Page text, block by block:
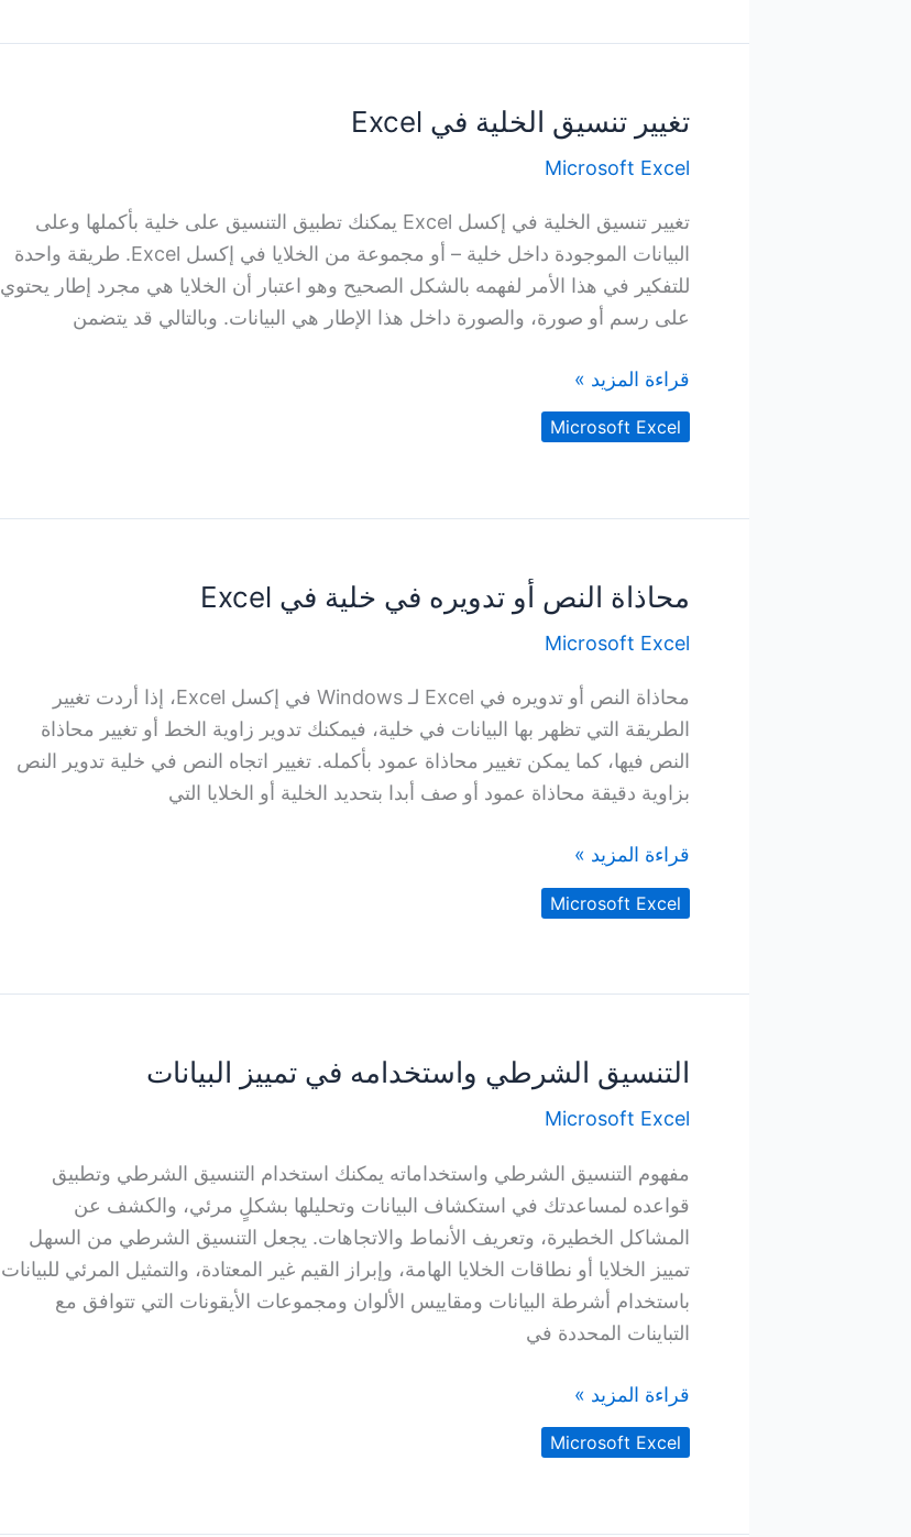
تغيير تنسيق الخلية في Excel
Microsoft Excel
تغيير تنسيق الخلية في إكسل Excel يمكنك تطبيق التنسيق على خلية بأكملها وعلى
البيانات الموجودة داخل خلية – أو مجموعة من الخلايا في إكسل Excel. طريقة واحدة
للتفكير في هذا الأمر لفهمه بالشكل الصحيح وهو اعتبار أن الخلايا هي مجرد إطار يحتوي
على رسم أو صورة، والصورة داخل هذا الإطار هي البيانات. وبالتالي قد يتضمن
تغيير
تنسيق
الخلية
قراءة المزيد »
Microsoft Excel
محاذاة النص أو تدويره في خلية في Excel
Microsoft Excel
محاذاة النص أو تدويره في Excel لـ Windows في إكسل Excel، إذا أردت تغيير
الطريقة التي تظهر بها البيانات في خلية، فيمكنك تدوير زاوية الخط أو تغيير محاذاة
النص فيها، كما يمكن تغيير محاذاة عمود بأكمله. تغيير اتجاه النص في خلية تدوير النص
بزاوية دقيقة محاذاة عمود أو صف أبدا بتحديد الخلية أو الخلايا التي
محاذاة
النص
أو
Excel
قراءة المزيد »
Microsoft Excel
التنسيق الشرطي واستخدامه في تمييز البيانات
Microsoft Excel
مفهوم التنسيق الشرطي واستخداماته يمكنك استخدام التنسيق الشرطي وتطبيق
قواعده لمساعدتك في استكشاف البيانات وتحليلها بشكلٍ مرئي، والكشف عن
المشاكل الخطيرة، وتعريف الأنماط والاتجاهات. يجعل التنسيق الشرطي من السهل
تمييز الخلايا أو نطاقات الخلايا الهامة، وإبراز القيم غير المعتادة، والتمثيل المرئي للبيانات
باستخدام أشرطة البيانات ومقاييس الألوان ومجموعات الأيقونات التي تتوافق مع
التباينات المحددة في
التنسيق
الشرطي
واستخدامه
قراءة المزيد »
Microsoft Excel